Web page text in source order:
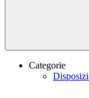
Categorie